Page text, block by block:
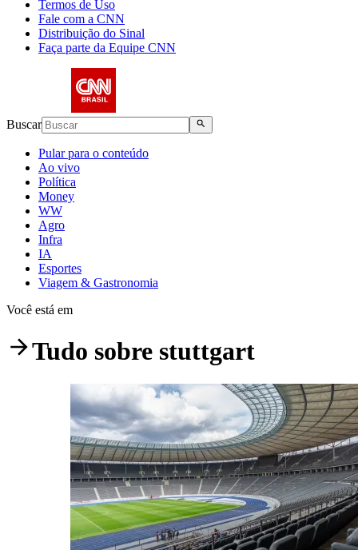
Termos de Uso
Fale com a CNN
Distribuição do Sinal
Faça parte da Equipe CNN
Buscar
Pular para o conteúdo
Ao vivo
Política
Money
WW
Agro
Infra
IA
Esportes
Viagem & Gastronomia
Você está em
Tudo sobre stuttgart